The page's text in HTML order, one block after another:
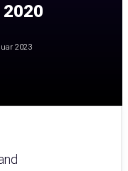
2020
2023